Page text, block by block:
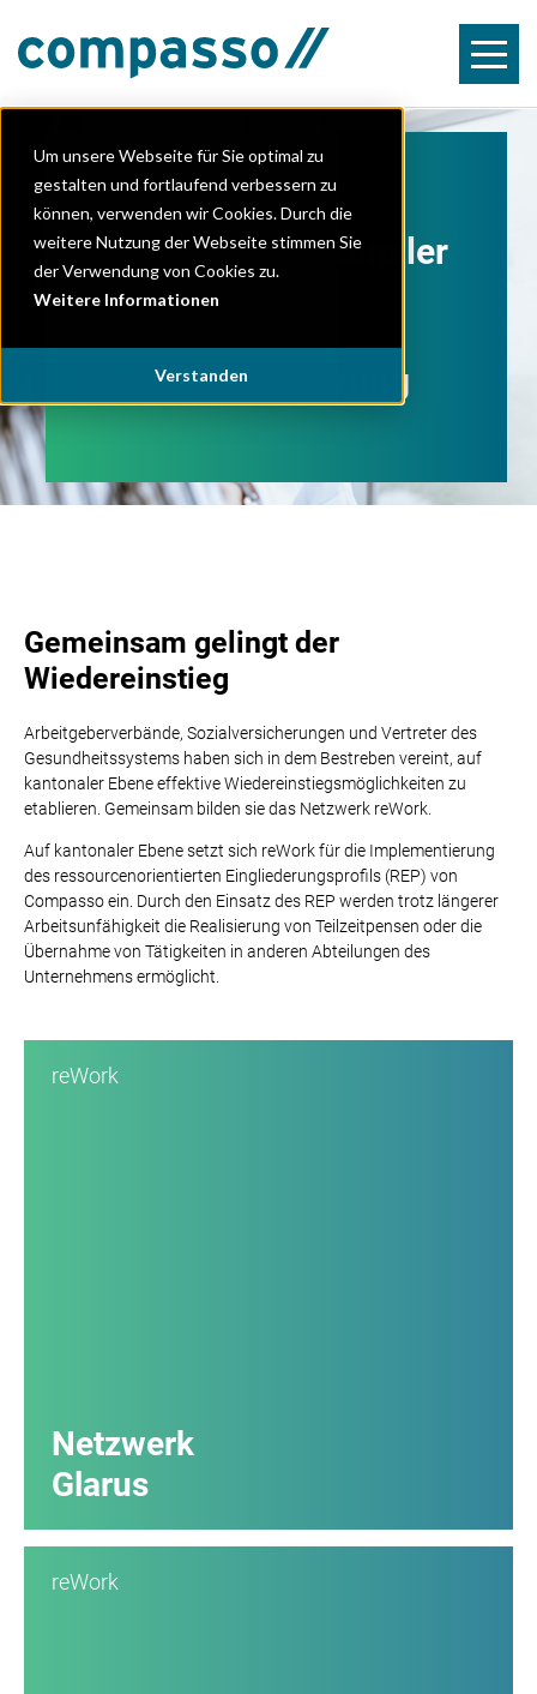
Um unsere Webseite für Sie optimal zu
gestalten und fortlaufend verbessern zu
können, verwenden wir Cookies. Durch die
weitere Nutzung der Webseite stimmen Sie
der Verwendung von Cookies zu.
Weitere Informationen
Verstanden
slide 1
reWork - Ihr kantonaler
Partner für die
berufliche
Wiedereingliederung
Gemeinsam gelingt der
Wiedereinstieg
Arbeitgeberverbände, Sozialversicherungen und Vertreter des
Gesundheitssystems haben sich in dem Bestreben vereint, auf
kantonaler Ebene effektive Wiedereinstiegsmöglichkeiten zu
etablieren. Gemeinsam bilden sie das Netzwerk reWork
Auf kantonaler Ebene setzt sich reWorkfür die Implementierung
des ressourcenorientierten Eingliederungsprofils (REP) von
Compasso ein. Durch den Einsatz des REP werden trotz längerer
Arbeitsunfähigkeit die Realisierung von Teilzeitpensen oder die
Übernahme von Tätigkeiten in anderen Abteilungen des
Unternehmens ermöglicht.
reWork
Netzwerk
Glarus
reWork